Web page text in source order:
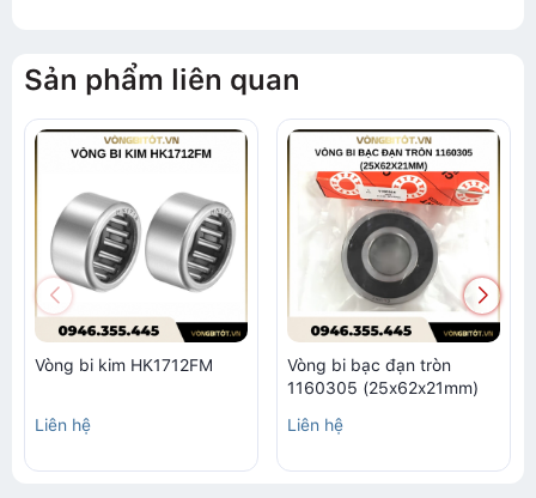
Sản phẩm liên quan
Vòng bi kim HK1712FM
Liên hệ
Vòng bi bạc đạn tròn
1160305 (25x62x21mm)
Liên hệ